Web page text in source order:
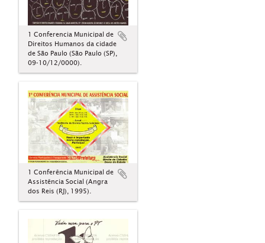
1 Conferencia Municipal de
Direitos Humanos da cidade
de São Paulo (São Paulo (SP),
09-10/12/0000).
1 Conferência Municipal de
Assistência Social (Angra
dos Reis (RJ), 1995).